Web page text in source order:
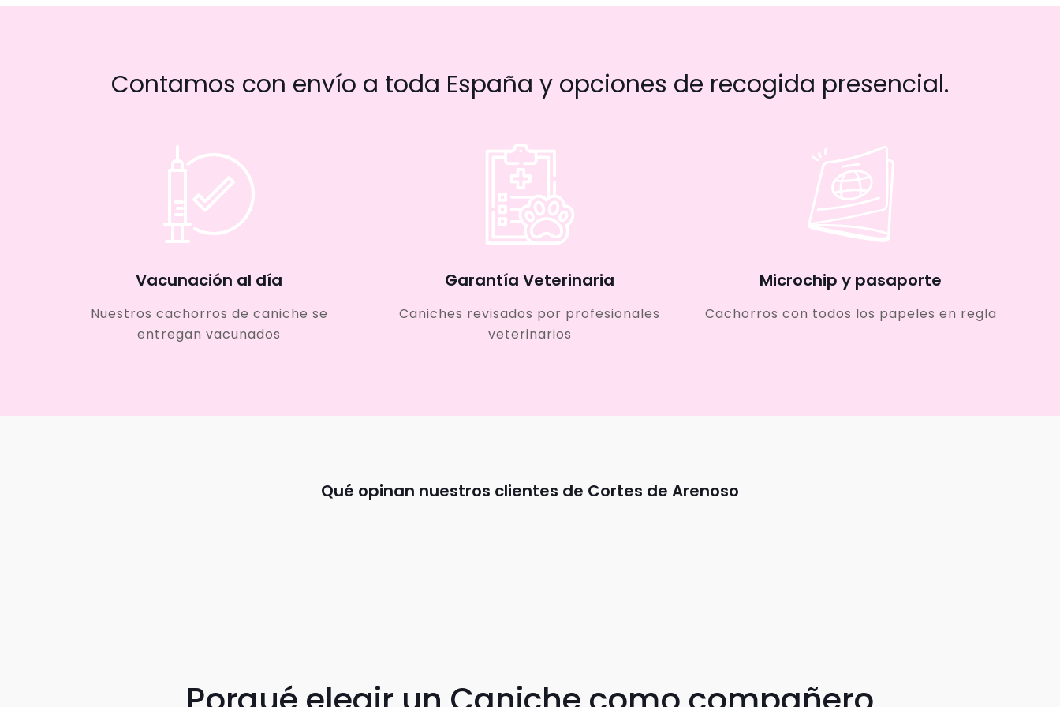
Contamos con envío a toda España y opciones de recogida presencial.
Vacunación al día
Nuestros cachorros de caniche se
entregan vacunados
Garantía Veterinaria
Caniches revisados por profesionales
veterinarios
Microchip y pasaporte
Cachorros con todos los papeles en regla
Qué opinan nuestros clientes de Cortes de Arenoso